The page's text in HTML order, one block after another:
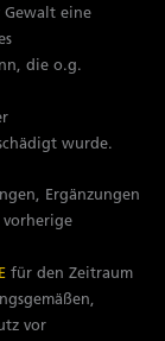
Gewalt eine
die o.g.
wurde.
Ergänzungen
für den Zeitraum
vor